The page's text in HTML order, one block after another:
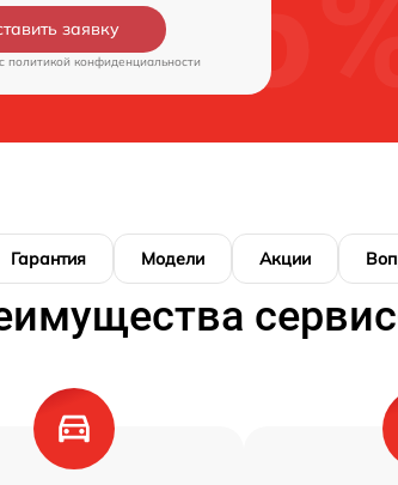
заявку
политикой конфиденциальности
Гарантия Модели Акции